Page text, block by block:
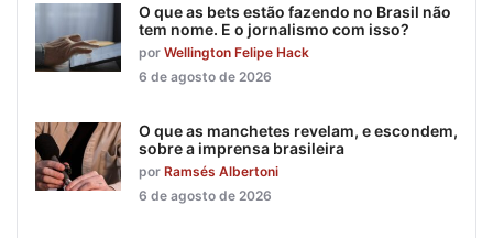
O que as bets estão fazendo no Brasil não
tem nome. E o jornalismo com isso?
por Wellington Felipe Hack
6 de agosto de 2026
O que as manchetes revelam, e escondem,
sobre a imprensa brasileira
por Ramsés Albertoni
6 de agosto de 2026